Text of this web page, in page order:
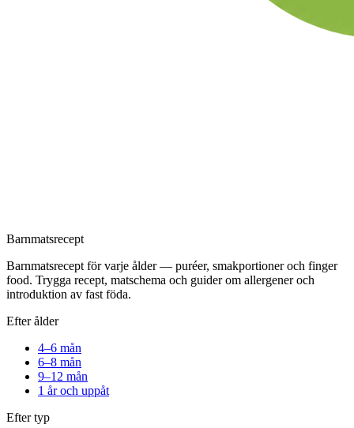
Barnmatsrecept
Barnmatsrecept för varje ålder — puréer, smakportioner och finger
food. Trygga recept, matschema och guider om allergener och
introduktion av fast föda.
Efter ålder
4–6 mån
6–8 mån
9–12 mån
1 år och uppåt
Efter typ